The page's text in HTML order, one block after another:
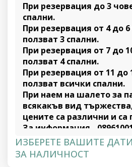
При резервация до 3
спални.
При резервация от 4 до 6
ползват 3 спални.
При резервация от 7 до
ползват 4 спални.
При резервация от 11 до
ползват всички спални.
При наем на шалето за
всякакъв вид
цените са различни и са
За информация -
Моля обърнете
депозит за щети в
пристигане. Той се
ИЗБЕРЕТЕ ВАШИТЕ
ЗА НАЛИЧНОСТ